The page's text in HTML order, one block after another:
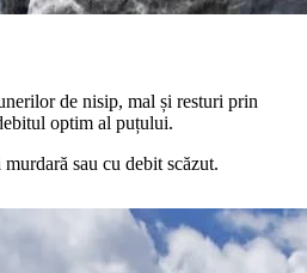
de nisip, mal și resturi prin
optim al puțului.
sau cu debit scăzut.